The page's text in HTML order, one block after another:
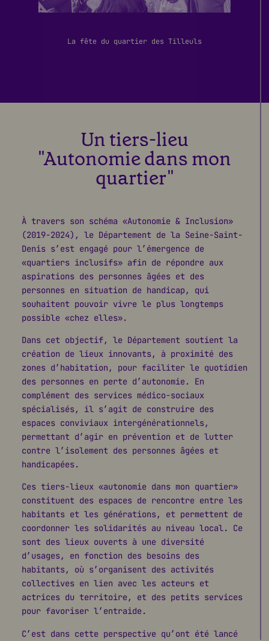
La fête du quartier des Tilleuls
Un tiers-lieu
"Autonomie dans mon
quartier"
À travers son schéma «Autonomie & Inclusion»
(2019-2024), le Département de la Seine-Saint-
Denis s’est engagé pour l’émergence de
«quartiers inclusifs» afin de répondre aux
aspirations des personnes âgées et des
personnes en situation de handicap, qui
souhaitent pouvoir vivre le plus longtemps
possible «chez elles».
Dans cet objectif, le Département soutient la
création de lieux innovants, à proximité des
zones d’habitation, pour faciliter le quotidien
des personnes en perte d’autonomie. En
complément des services médico-sociaux
spécialisés, il s’agit de construire des
espaces conviviaux intergénérationnels,
permettant d’agir en prévention et de lutter
contre l’isolement des personnes âgées et
handicapées.
Ces tiers-lieux «autonomie dans mon quartier»
constituent des espaces de rencontre entre les
habitants et les générations, et permettent de
coordonner les solidarités au niveau local. Ce
sont des lieux ouverts à une diversité
d’usages, en fonction des besoins des
habitants, où s’organisent des activités
collectives en lien avec les acteurs et
actrices du territoire, et des petits services
pour favoriser l’entraide.
C’est dans cette perspective qu’ont été lancé